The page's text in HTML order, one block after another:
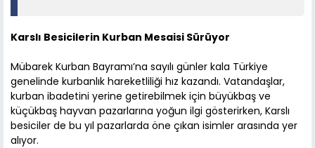
Karslı Besicilerin Kurban Mesaisi Sürüyor
Mübarek Kurban Bayramı’na sayılı günler kala Türkiye
genelinde kurbanlık hareketliliği hız kazandı. Vatandaşlar,
kurban ibadetini yerine getirebilmek için büyükbaş ve
küçükbaş hayvan pazarlarına yoğun ilgi gösterirken, Karslı
besiciler de bu yıl pazarlarda öne çıkan isimler arasında yer
alıyor.